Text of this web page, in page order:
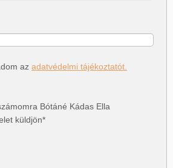
az adatvédelmi tájékoztatót.
Bótáné Kádas Ella
küldjön*